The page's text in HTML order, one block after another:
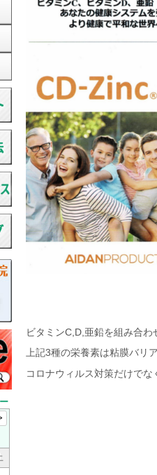
ビタミンC,D,亜鉛を組み合わ
上記3種の栄養素は粘膜バリ
コロナウィルス対策だけでな